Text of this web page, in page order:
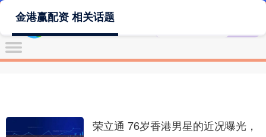
金港赢配资 相关话题
荣立通 76岁香港男星的近况曝光，